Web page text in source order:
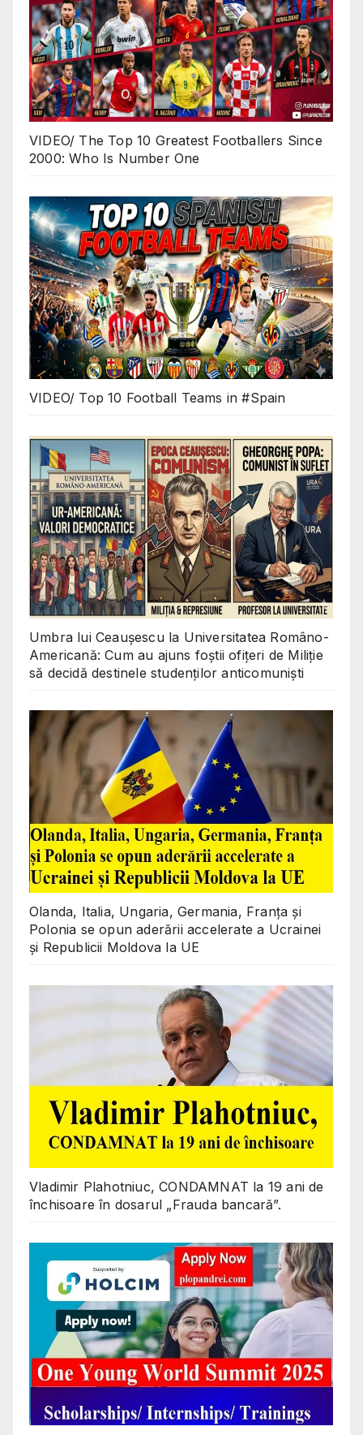
VIDEO/ The Top 10 Greatest Footballers Since
2000: Who Is Number One
VIDEO/ Top 10 Football Teams in #Spain
Umbra lui Ceaușescu la Universitatea Româno-
Americană: Cum au ajuns foștii ofițeri de Miliție
să decidă destinele studenților anticomuniști
Olanda, Italia, Ungaria, Germania, Franța și
Polonia se opun aderării accelerate a Ucrainei
și Republicii Moldova la UE
Vladimir Plahotniuc, CONDAMNAT la 19 ani de
închisoare în dosarul „Frauda bancară”.